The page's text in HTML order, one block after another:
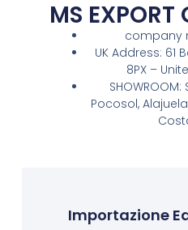
Importazione
MS EXPORT
company
UK Address: 61
8PX –
Pocosol,